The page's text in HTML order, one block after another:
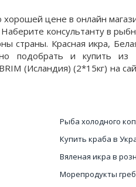
цене в онлайн
консультанту в
страны. Красная икра,
подобрать и купить из
(Исландия) (2*15кг) на
Рыба холодного
Купить краба в
Вяленая икра в
Морепродукты